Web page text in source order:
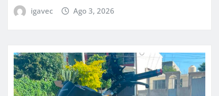
igavec Ago 3, 2026